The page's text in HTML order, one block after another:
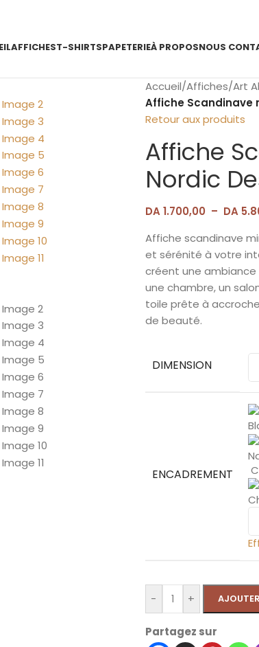
AFFICHEST-SHIRTSPAPETERIEÀ PROPOSNOUS
Accueil/Affiches/Art
Affiche Scandinave
Retour aux produits
Affiche
Nordic
DA1.700,00 – DA
Affiche scandinave
et sérénité à votre
créent une
une chambre, un
toile prête à
de beauté.
DIMENSION
ENCADREMENT
- +
Partagez sur